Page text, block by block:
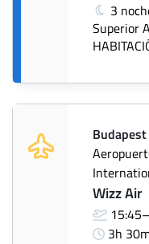
3
Superior
Budapest
Wizz Air
3h